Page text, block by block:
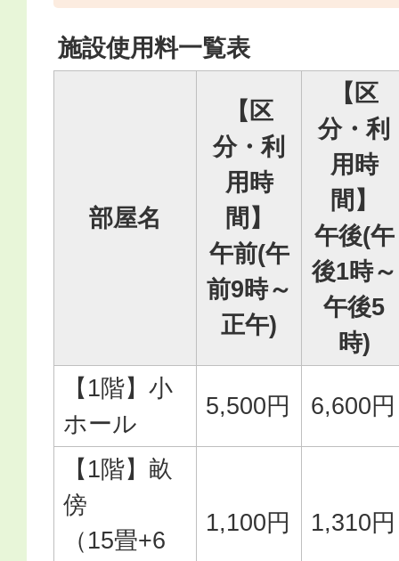
施設使用料一覧表
部屋名
【区
分・利
用時
間】
午前(午
前9時～
正午)
【区
分・利
用時
間】
午後(午
後1時～
午後5
時)
【1階】小
ホール
5,500円 6,600円
【1階】畝
傍
（15畳+6
1,100円 1,310円